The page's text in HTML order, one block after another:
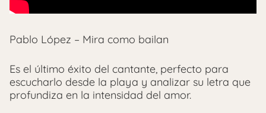
Pablo López – Mira como bailan
Es el último éxito del cantante, perfecto para
escucharlo desde la playa y analizar su letra que
profundiza en la intensidad del amor.